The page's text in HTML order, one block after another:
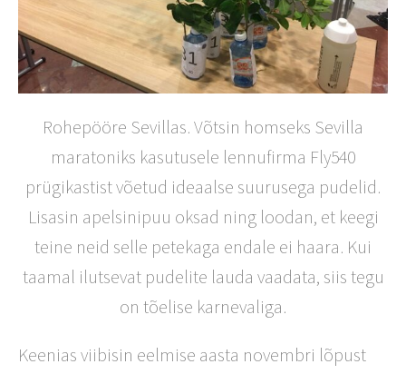
Rohepööre Sevillas. Võtsin homseks Sevilla
maratoniks kasutusele lennufirma Fly540
prügikastist võetud ideaalse suurusega pudelid.
Lisasin apelsinipuu oksad ning loodan, et keegi
teine neid selle petekaga endale ei haara. Kui
taamal ilutsevat pudelite lauda vaadata, siis tegu
on tõelise karnevaliga.
Keenias viibisin eelmise aasta novembri lõpust